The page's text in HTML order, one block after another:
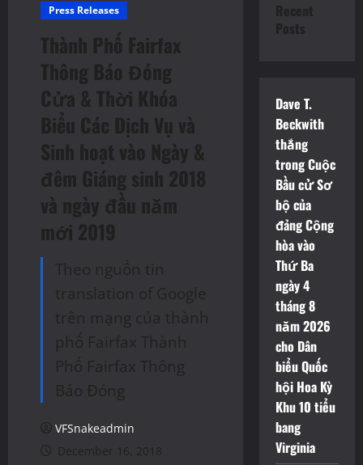
Press Releases
Thành Phố Fairfax
Thông Báo Đóng
Cửa & Thời Khóa
Biểu Các Dịch Vụ và
Sinh hoạt vào Ngày &
đêm Giáng sinh 2018
và ngày đầu năm
mới 2019
Theo nguồn tin
translation of Google
trên mạng của thành
phố Fairfax Thành
Phố Fairfax Thông
Báo Đóng
VFSnakeadmin
December 16, 2018
Recent
Posts
Dave T.
Beckwith
thắng
trong Cuộc
Bầu cử Sơ
bộ của
đảng Cộng
hòa vào
Thứ Ba
ngày 4
tháng 8
năm 2026
cho Dân
biểu Quốc
hội Hoa Kỳ
Khu 10 tiểu
bang
Virginia